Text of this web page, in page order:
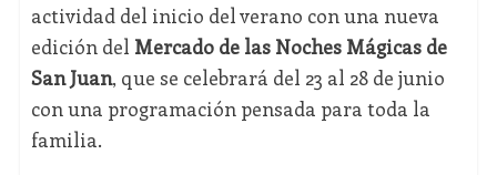
actividad del inicio del verano con una nueva
edición del Mercado de las Noches Mágicas de
San Juan, que se celebrará del 23 al 28 de junio
con una programación pensada para toda la
familia.